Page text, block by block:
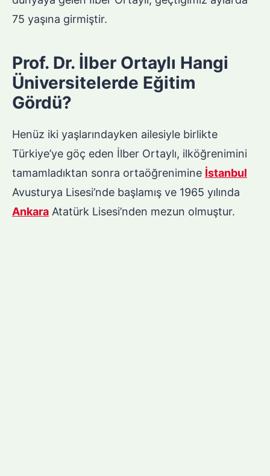
75 yaşına girmiştir.
Prof. Dr. İlber Ortaylı Hangi
Üniversitelerde Eğitim
Gördü?
Henüz iki yaşlarındayken ailesiyle birlikte
Türkiye’ye göç eden İlber Ortaylı, ilköğrenimini
tamamladıktan sonra ortaöğrenimine İstanbul
Avusturya Lisesi’nde başlamış ve 1965 yılında
Ankara Atatürk Lisesi’nden mezun olmuştur.